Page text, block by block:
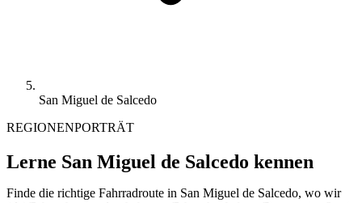
San Miguel de Salcedo
REGIONENPORTRÄT
Lerne San Miguel de Salcedo kennen
Finde die richtige Fahrradroute in San Miguel de Salcedo, wo wir